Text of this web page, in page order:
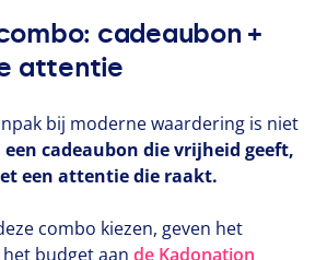
cadeaubon +
attentie
bij moderne waardering is niet
een cadeaubon die vrijheid geeft,
een attentie die raakt.
combo kiezen, geven het
budget aan de Kadonation